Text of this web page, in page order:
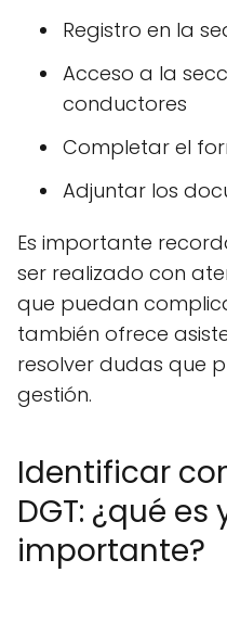
Registro en la
Acceso a la
conductores
Completar el
Adjuntar los
Es importante
ser realizado con
que puedan
también ofrece
resolver dudas que
gestión.
Identificar
DGT: ¿qué
importante?